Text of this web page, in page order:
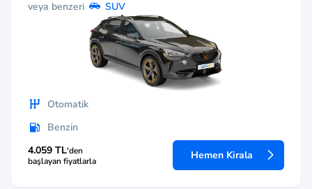
veya benzeri SUV
Otomatik
Benzin
4.059 TL'den
başlayan fiyatlarla
Hemen Kirala